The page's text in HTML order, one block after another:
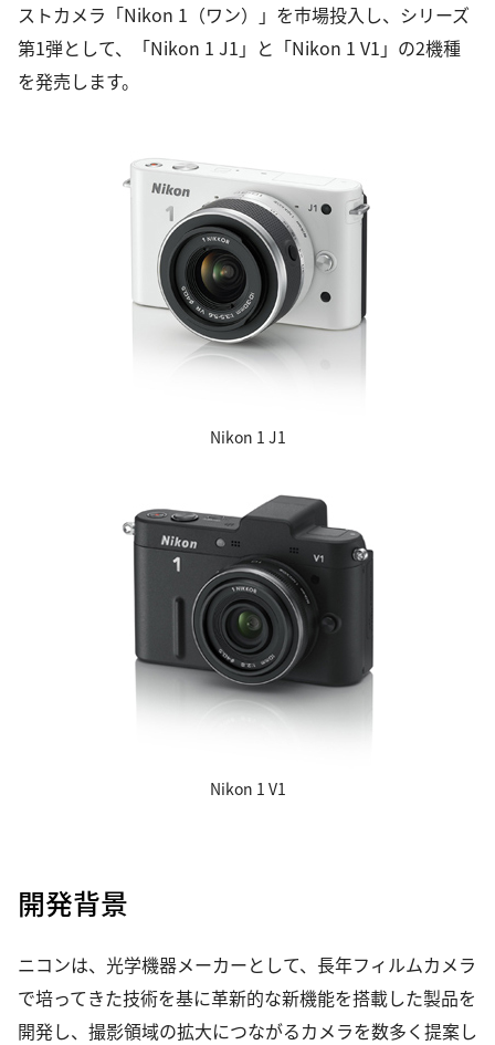
ストカメラ「Nikon 1（ワン）」を市場投入し、シリーズ
第1弾として、「Nikon 1 J1」と「Nikon 1 V1」の2機種
を発売します。
Nikon 1 J1
Nikon 1 V1
開発背景
ニコンは、光学機器メーカーとして、長年フィルムカメラ
で培ってきた技術を基に革新的な新機能を搭載した製品を
開発し、撮影領域の拡大につながるカメラを数多く提案し